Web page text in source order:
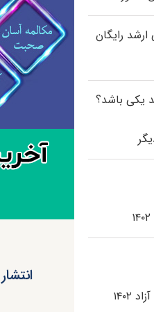
ارشد رایگان
یکی باشد؟